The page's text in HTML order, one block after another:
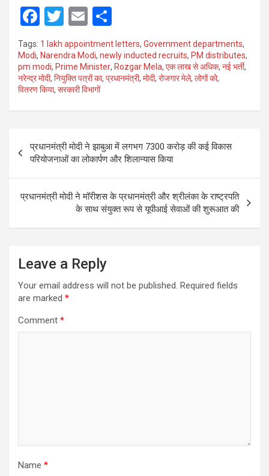
F
a
ce
b
o
o
T
tt
er
E
m
ail
h
ar
e
Tags: 1 lakh appointment letters, Government departments,
Modi, Narendra Modi, newly inducted recruits, PM distributes,
pm modi, Prime Minister, Rozgar Mela, एक लाख से अधिक, नई भर्ती,
नरेन्द्र मोदी, नियुक्ति पत्रों का, प्रधानमंत्री, मोदी, रोजगार मेले, लोगों को,
वितरण किया, सरकारी विभागों
navigation
प्रधानमंत्री मोदी ने झाबुआ में लगभग 7300 करोड़ की कई विकास
परियोजनाओं का लोकार्पण और शिलान्यास किया
प्रधानमंत्री मोदी ने मॉरीशस के प्रधानमंत्री और श्रीलंका के राष्ट्रपति
के साथ संयुक्त रूप से यूपीआई सेवाओं की शुरूआत की
Leave a Reply
Your email address will not be published. Required fields
are marked *
Comment *
Name *